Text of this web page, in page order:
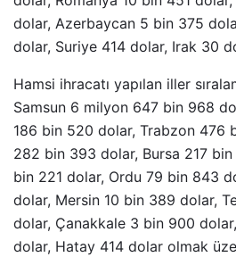
dolar, Azerbaycan 5 bin 375
dolar, Suriye 414 dolar, Irak 30
Hamsi ihracatı yapılan iller
Samsun 6 milyon 647 bin 968
186 bin 520 dolar, Trabzon 476
282 bin 393 dolar, Bursa 217
bin 221 dolar, Ordu 79 bin 843
dolar, Mersin 10 bin 389 dolar,
dolar, Çanakkale 3 bin 900
dolar, Hatay 414 dolar olmak